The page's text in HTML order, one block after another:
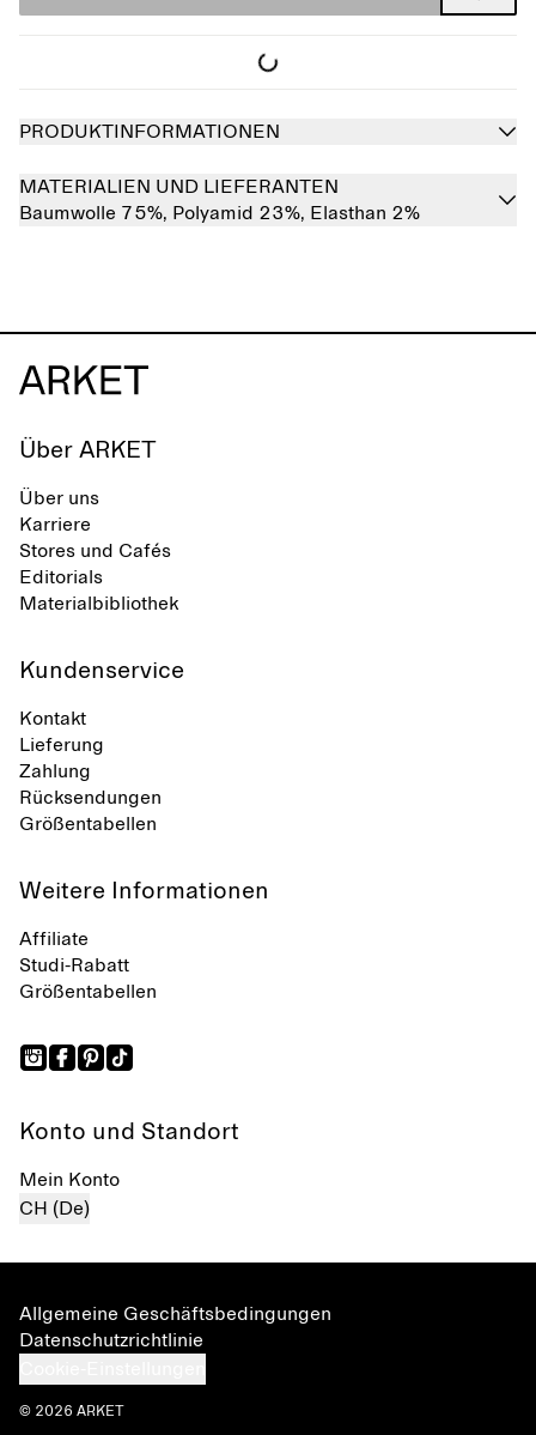
PRODUKTINFORMATIONEN
MATERIALIEN UND LIEFERANTEN
Baumwolle 75%, Polyamid 23%, Elasthan 2%
Über ARKET
Über uns
Karriere
Stores und Cafés
Editorials
Materialbibliothek
Kundenservice
Kontakt
Lieferung
Zahlung
Rücksendungen
Größentabellen
Weitere Informationen
Affiliate
Studi-Rabatt
Größentabellen
Konto und Standort
Mein Konto
CH (De)
Allgemeine Geschäftsbedingungen
Datenschutzrichtlinie
© 2026 ARKET